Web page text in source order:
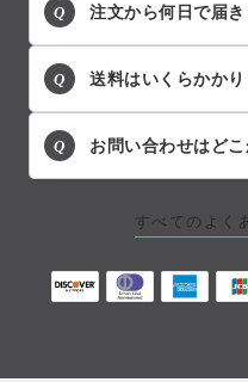
Q 注文から何日で届き
Q 送料はいくらかかり
Q お問い合わせはど
すべてのよく